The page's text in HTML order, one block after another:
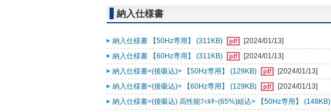
納入仕様書
納入仕様書 【50Hz専用】 (311KB)
[2024/01/13]
納入仕様書 【60Hz専用】 (311KB)
[2024/01/13]
納入仕様書<(後吸込)> 【50Hz専用】 (129KB)
[2024/01/13]
納入仕様書<(後吸込)> 【60Hz専用】 (129KB)
[2024/01/13]
納入仕様書<(後吸込) 高性能ﾌｨﾙﾀｰ(65%)組込> 【50Hz専用】 (148KB)